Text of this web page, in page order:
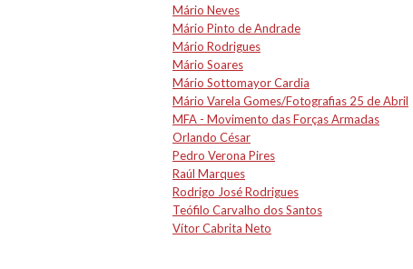
Mário Neves
Mário Pinto de Andrade
Mário Rodrigues
Mário Soares
Mário Sottomayor Cardia
Mário Varela Gomes/Fotografias 25 de Abril
MFA - Movimento das Forças Armadas
Orlando César
Pedro Verona Pires
Raúl Marques
Rodrigo José Rodrigues
Teófilo Carvalho dos Santos
Vítor Cabrita Neto